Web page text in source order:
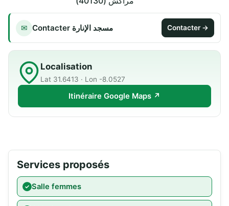
✉ Contacter مسجد الإنارة Contacter →
Localisation
Lat 31.6413 · Lon -8.0527
Itinéraire Google Maps ↗
Services proposés
Salle femmes